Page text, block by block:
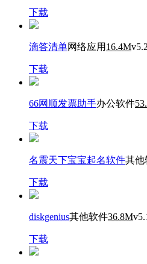
下载
滴答清单网络应用 16.4M
下载
66网顺发票助手办公软件
下载
名震天下宝宝起名软件其他
下载
diskgenius其他软件36.8M
下载